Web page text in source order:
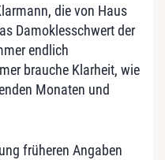
die von Haus
Damoklesschwert der
endlich
brauche Klarheit, wie
Monaten und
früheren Angaben